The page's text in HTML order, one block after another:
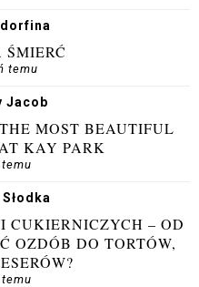
ŚMIERĆ
temu
Jacob
MOST BEAUTIFUL
KAY PARK
CUKIERNICZYCH – OD
OZDÓB DO TORTÓW,